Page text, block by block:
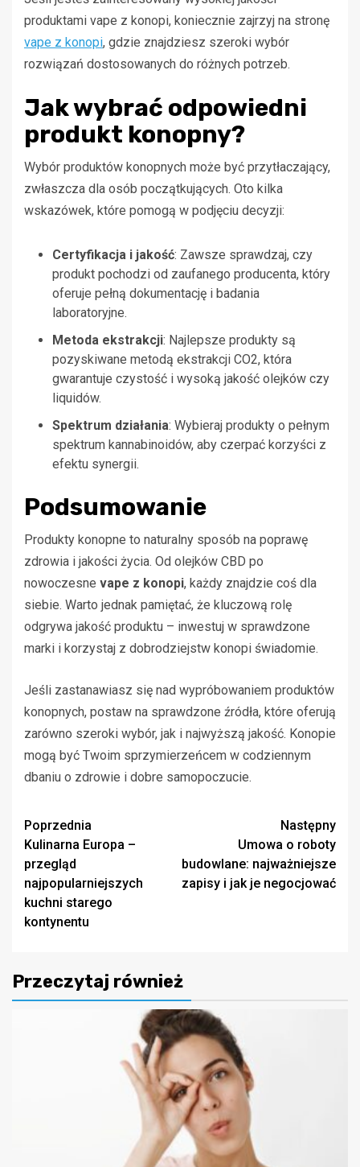
produktami vape z konopi, koniecznie zajrzyj na stronę
vape z konopi, gdzie znajdziesz szeroki wybór
rozwiązań dostosowanych do różnych potrzeb.
Jak wybrać odpowiedni
produkt konopny?
Wybór produktów konopnych może być przytłaczający,
zwłaszcza dla osób początkujących. Oto kilka
wskazówek, które pomogą w podjęciu decyzji:
Certyfikacja i jakość: Zawsze sprawdzaj, czy
produkt pochodzi od zaufanego producenta, który
oferuje pełną dokumentację i badania
laboratoryjne.
Metoda ekstrakcji: Najlepsze produkty są
pozyskiwane metodą ekstrakcji CO2, która
gwarantuje czystość i wysoką jakość olejków czy
liquidów.
Spektrum działania: Wybieraj produkty o pełnym
spektrum kannabinoidów, aby czerpać korzyści z
efektu synergii.
Podsumowanie
Produkty konopne to naturalny sposób na poprawę
zdrowia i jakości życia. Od olejków CBD po
nowoczesne vape z konopi, każdy znajdzie coś dla
siebie. Warto jednak pamiętać, że kluczową rolę
odgrywa jakość produktu – inwestuj w sprawdzone
marki i korzystaj z dobrodziejstw konopi świadomie.
Jeśli zastanawiasz się nad wypróbowaniem produktów
konopnych, postaw na sprawdzone źródła, które oferują
zarówno szeroki wybór, jak i najwyższą jakość. Konopie
mogą być Twoim sprzymierzeńcem w codziennym
dbaniu o zdrowie i dobre samopoczucie.
Zobacz
wpisy
Poprzednia
Kulinarna Europa –
przegląd
najpopularniejszych
kuchni starego
kontynentu
Następny
Umowa o roboty
budowlane: najważniejsze
zapisy i jak je negocjować
Przeczytaj również